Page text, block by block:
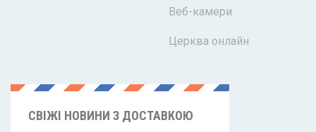
Веб-камери
Церква онлайн
СВІЖІ НОВИНИ З ДОСТАВКОЮ